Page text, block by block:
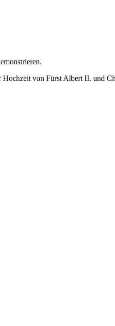
von Fürst Albert II. und